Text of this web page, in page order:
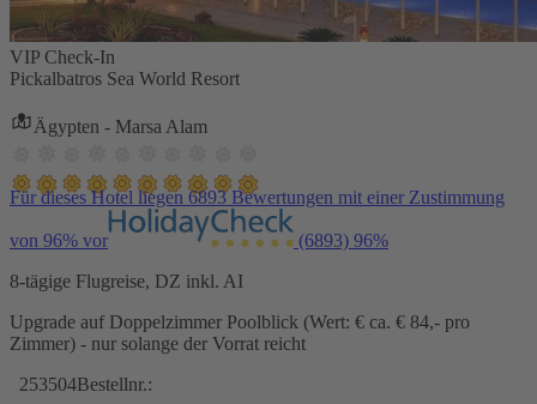
VIP Check-In
Pickalbatros Sea World Resort
Ägypten - Marsa Alam
Für dieses Hotel liegen 6893 Bewertungen mit einer Zustimmung
von 96% vor (6893) 96%
8-tägige Flugreise, DZ inkl. AI
Upgrade auf Doppelzimmer Poolblick (Wert: € ca. € 84,- pro
Zimmer) - nur solange der Vorrat reicht
253504Bestellnr.: